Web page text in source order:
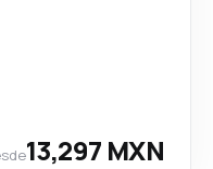
13,297 MXN